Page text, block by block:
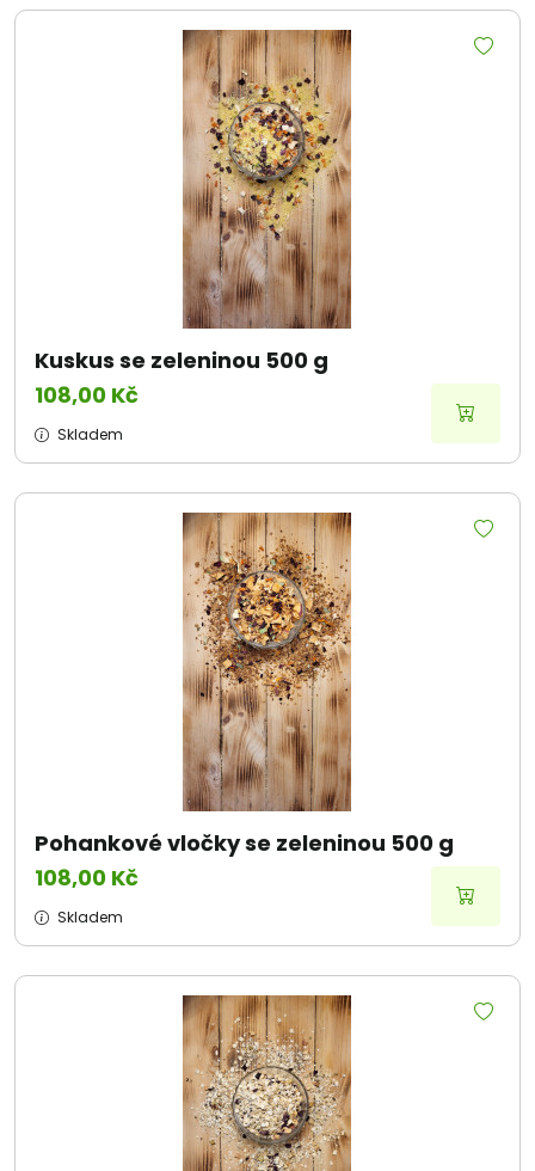
Kuskus se zeleninou 500 g
108,00 Kč
Skladem
Pohankové vločky se zeleninou 500 g
108,00 Kč
Skladem